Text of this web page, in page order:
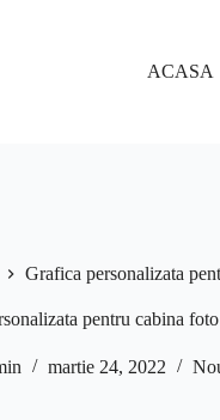
ACASA
Grafica personalizata
pentru cabina foto
martie 24, 2022